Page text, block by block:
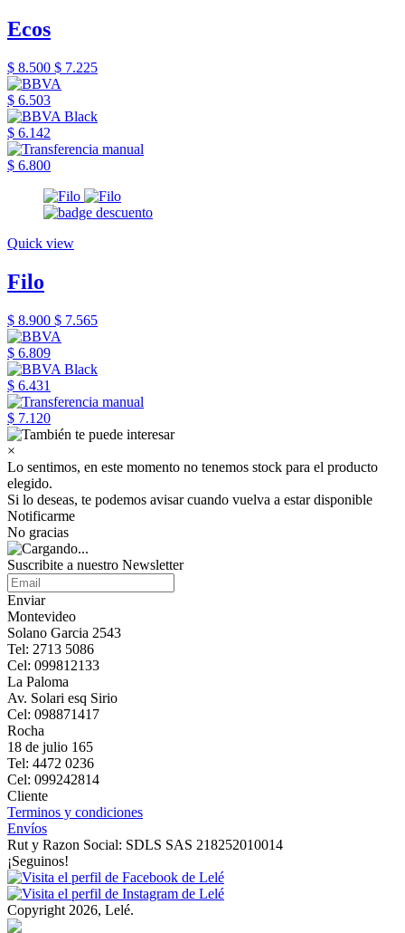
Ecos
$ 8.500 $ 7.225
$ 6.503
$ 6.142
$ 6.800
Quick view
Filo
$ 8.900 $ 7.565
$ 6.809
$ 6.431
$ 7.120
×
Lo sentimos, en este momento no tenemos stock para el producto
elegido.
Si lo deseas, te podemos avisar cuando vuelva a estar disponible
Notificarme
No gracias
Suscribite a nuestro Newsletter
Enviar
Montevideo
Solano Garcia 2543
Tel: 2713 5086
Cel: 099812133
La Paloma
Av. Solari esq Sirio
Cel: 098871417
Rocha
18 de julio 165
Tel: 4472 0236
Cel: 099242814
Cliente
Terminos y condiciones
Envíos
Rut y Razon Social: SDLS SAS 218252010014
¡Seguinos!
Copyright 2026, Lelé.